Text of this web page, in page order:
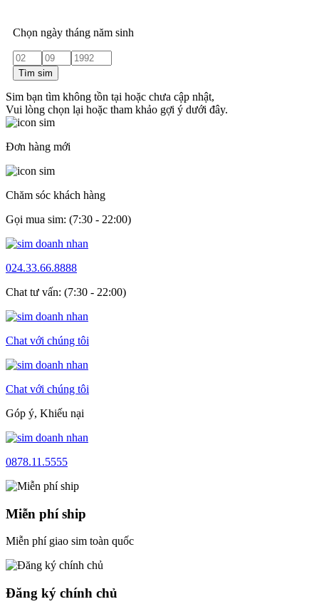
Chọn ngày tháng năm sinh
Tìm sim
Sim bạn tìm không tồn tại hoặc chưa cập nhật,
Vui lòng chọn lại hoặc tham khảo gợi ý dưới đây.
Đơn hàng mới
Chăm sóc khách hàng
Gọi mua sim: (7:30 - 22:00)
024.33.66.8888
Chat tư vấn: (7:30 - 22:00)
Chat với chúng tôi
Chat với chúng tôi
Góp ý, Khiếu nại
0878.11.5555
Miễn phí ship
Miễn phí giao sim toàn quốc
Đăng ký chính chủ